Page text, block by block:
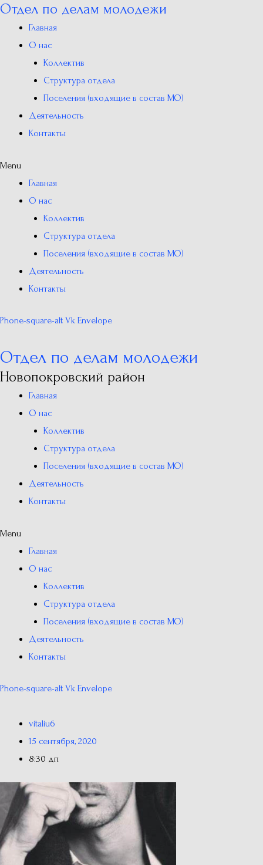
Перейти
содержимому
Отдел по делам молодежи
Главная
О нас
Коллектив
Структура отдела
Поселения (входящие в состав МО)
Деятельность
Контакты
Menu
Главная
О нас
Коллектив
Структура отдела
Поселения (входящие в состав МО)
Деятельность
Контакты
Phone-square-alt Vk Envelope
Отдел по делам молодежи
Новопокровский район
Главная
О нас
Коллектив
Структура отдела
Поселения (входящие в состав МО)
Деятельность
Контакты
Menu
Главная
О нас
Коллектив
Структура отдела
Поселения (входящие в состав МО)
Деятельность
Контакты
Phone-square-alt Vk Envelope
vitaliu6
15 сентября, 2020
8:30 дп